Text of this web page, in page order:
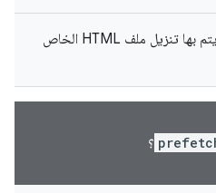
تحديد الأولوية التي يتم بها تنزيل ملف HTML الخاص
؟